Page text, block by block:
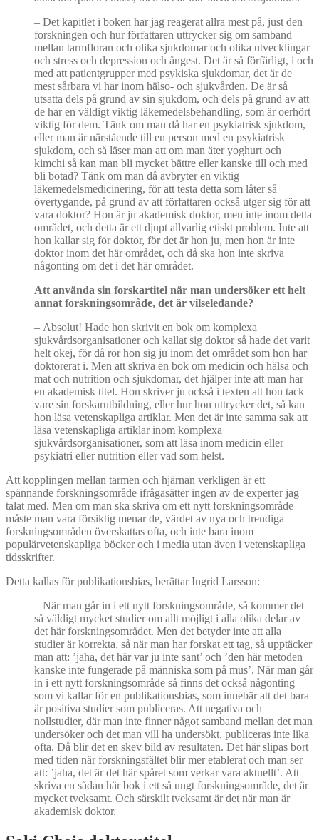
– Det kapitlet i boken har jag reagerat allra mest på, just den
forskningen och hur författaren uttrycker sig om samband
mellan tarmfloran och olika sjukdomar och olika utvecklingar
och stress och depression och ångest. Det är så förfärligt, i och
med att patientgrupper med psykiska sjukdomar, det är de
mest sårbara vi har inom hälso- och sjukvården. De är så
utsatta dels på grund av sin sjukdom, och dels på grund av att
de har en väldigt viktig läkemedelsbehandling, som är oerhört
viktig för dem. Tänk om man då har en psykiatrisk sjukdom,
eller man är närstående till en person med en psykiatrisk
sjukdom, och så läser man att om man äter yoghurt och
kimchi så kan man bli mycket bättre eller kanske till och med
bli botad? Tänk om man då avbryter en viktig
läkemedelsmedicinering, för att testa detta som låter så
övertygande, på grund av att författaren också utger sig för att
vara doktor? Hon är ju akademisk doktor, men inte inom detta
området, och detta är ett djupt allvarlig etiskt problem. Inte att
hon kallar sig för doktor, för det är hon ju, men hon är inte
doktor inom det här området, och då ska hon inte skriva
någonting om det i det här området.
Att använda sin forskartitel när man undersöker ett helt
annat forskningsområde, det är vilseledande?
– Absolut! Hade hon skrivit en bok om komplexa
sjukvårdsorganisationer och kallat sig doktor så hade det varit
helt okej, för då rör hon sig ju inom det området som hon har
doktorerat i. Men att skriva en bok om medicin och hälsa och
mat och nutrition och sjukdomar, det hjälper inte att man har
en akademisk titel. Hon skriver ju också i texten att hon tack
vare sin forskarutbildning, eller hur hon uttrycker det, så kan
hon läsa vetenskapliga artiklar. Men det är inte samma sak att
läsa vetenskapliga artiklar inom komplexa
sjukvårdsorganisationer, som att läsa inom medicin eller
psykiatri eller nutrition eller vad som helst.
Att kopplingen mellan tarmen och hjärnan verkligen är ett
spännande forskningsområde ifrågasätter ingen av de experter jag
talat med. Men om man ska skriva om ett nytt forskningsområde
måste man vara försiktig menar de, värdet av nya och trendiga
forskningsområden överskattas ofta, och inte bara inom
populärvetenskapliga böcker och i media utan även i vetenskapliga
tidsskrifter.
Detta kallas för publikationsbias, berättar Ingrid Larsson:
– När man går in i ett nytt forskningsområde, så kommer det
så väldigt mycket studier om allt möjligt i alla olika delar av
det här forskningsområdet. Men det betyder inte att alla
studier är korrekta, så när man har forskat ett tag, så upptäcker
man att: ’jaha, det här var ju inte sant’ och ’den här metoden
kanske inte fungerade på människa som på mus’. När man går
in i ett nytt forskningsområde så finns det också någonting
som vi kallar för en publikationsbias, som innebär att det bara
är positiva studier som publiceras. Att negativa och
nollstudier, där man inte finner något samband mellan det man
undersöker och det man vill ha undersökt, publiceras inte lika
ofta. Då blir det en skev bild av resultaten. Det här slipas bort
med tiden när forskningsfältet blir mer etablerat och man ser
att: ’jaha, det är det här spåret som verkar vara aktuellt’. Att
skriva en sådan här bok i ett så ungt forskningsområde, det är
mycket tveksamt. Och särskilt tveksamt är det när man är
akademisk doktor.